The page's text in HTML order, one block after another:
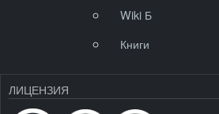
Wiki Б
Книги
ЛИЦЕНЗИЯ